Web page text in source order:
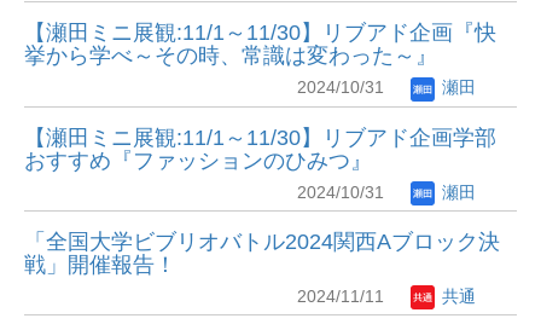
【瀬田ミニ展観:11/1～11/30】リブアド企画『快
挙から学べ～その時、常識は変わった～』
2024/10/31 瀬田
【瀬田ミニ展観:11/1～11/30】リブアド企画学部
おすすめ『ファッションのひみつ』
2024/10/31 瀬田
「全国大学ビブリオバトル2024関西Aブロック決
戦」開催報告！
2024/11/11 共通